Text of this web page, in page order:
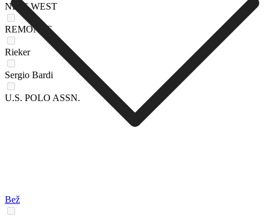
NINE WEST
REMONTE
Rieker
Sergio Bardi
U.S. POLO ASSN.
Bež